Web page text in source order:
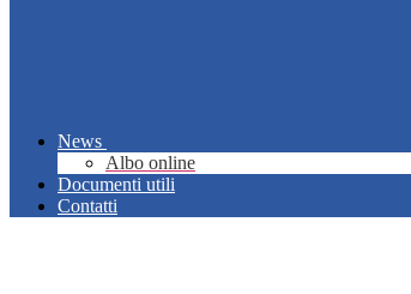
News
Albo online
Documenti utili
Contatti